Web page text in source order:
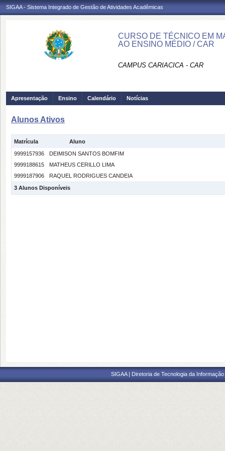
SIGAA - Sistema Integrado de Gestão de Atividades Acadêmicas
CURSO DE TÉCNICO EM
AO ENSINO MÉDIO / CAR
CAMPUS CARIACICA - CAR
Apresentação Ensino Calendário Notícias
Alunos Ativos
Matrícula
Aluno
9999157936
DEIMISON SANTOS BOMFIM
9999188615
MATHEUS CERILLO LIMA
9999187906
RAQUEL RODRIGUES CANDEIA
3 Alunos Disponíveis
SIGAA | Diretoria de Tecnologia da